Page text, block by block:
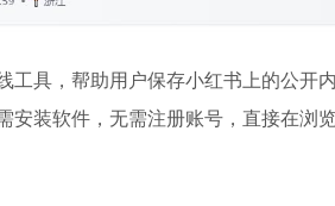
工具，帮助用户保存小红书上的公开
安装软件，无需注册账号，直接在浏